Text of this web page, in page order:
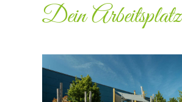
Dein Arbeitsplatz